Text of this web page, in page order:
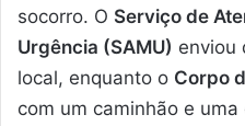
socorro. O Serviço de
Urgência (SAMU) enviou
local, enquanto o Corpo
com um caminhão e